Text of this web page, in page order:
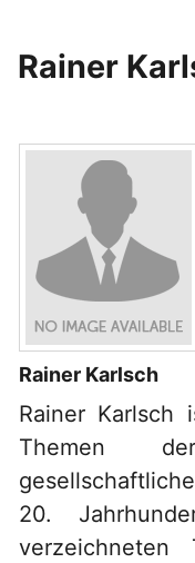
Rainer
Rainer Karlsch
Rainer
Themen
20.